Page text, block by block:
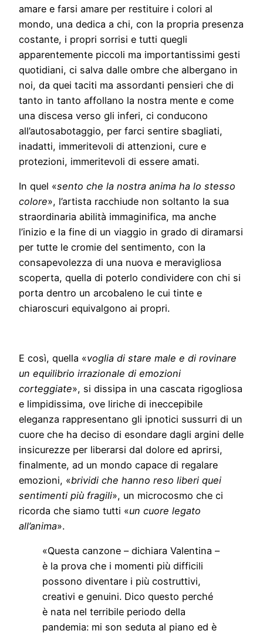
amare e farsi amare per restituire i colori al
mondo, una dedica a chi, con la propria presenza
costante, i propri sorrisi e tutti quegli
apparentemente piccoli ma importantissimi gesti
quotidiani, ci salva dalle ombre che albergano in
noi, da quei taciti ma assordanti pensieri che di
tanto in tanto affollano la nostra mente e come
una discesa verso gli inferi, ci conducono
all’autosabotaggio, per farci sentire sbagliati,
inadatti, immeritevoli di attenzioni, cure e
protezioni, immeritevoli di essere amati.
In quel «sento che la nostra anima ha lo stesso
colore», l’artista racchiude non soltanto la sua
straordinaria abilità immaginifica, ma anche
l’inizio e la fine di un viaggio in grado di diramarsi
per tutte le cromie del sentimento, con la
consapevolezza di una nuova e meravigliosa
scoperta, quella di poterlo condividere con chi si
porta dentro un arcobaleno le cui tinte e
chiaroscuri equivalgono ai propri.
E così, quella «voglia di stare male e di rovinare
un equilibrio irrazionale di emozioni
corteggiate», si dissipa in una cascata rigogliosa
e limpidissima, ove liriche di ineccepibile
eleganza rappresentano gli ipnotici sussurri di un
cuore che ha deciso di esondare dagli argini delle
insicurezze per liberarsi dal dolore ed aprirsi,
finalmente, ad un mondo capace di regalare
emozioni, «brividi che hanno reso liberi quei
sentimenti più fragili», un microcosmo che ci
ricorda che siamo tutti «un cuore legato
all’anima».
«Questa canzone – dichiara Valentina –
è la prova che i momenti più difficili
possono diventare i più costruttivi,
creativi e genuini. Dico questo perché
è nata nel terribile periodo della
pandemia: mi son seduta al piano ed è